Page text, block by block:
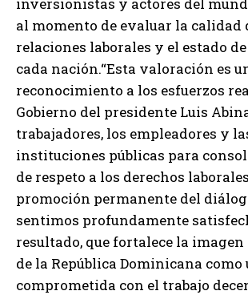
al momento de evaluar la calidad
relaciones laborales y el estado
cada nación.“Esta valoración es
reconocimiento a los esfuerzos
Gobierno del presidente Luis
trabajadores, los empleadores y
instituciones públicas para
de respeto a los derechos
promoción permanente del
sentimos profundamente
resultado, que fortalece la
de la República Dominicana
comprometida con el trabajo